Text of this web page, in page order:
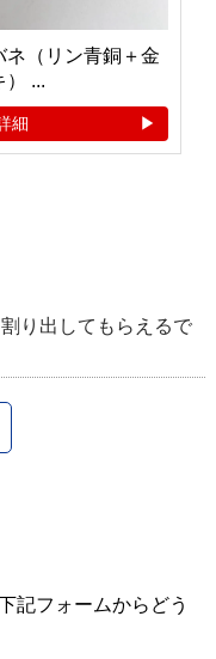
ネ（リン青銅＋金
） ...
細
り出してもらえるで
記フォームからどう